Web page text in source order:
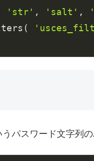
'str' , 'salt' ,
パスワード文字列